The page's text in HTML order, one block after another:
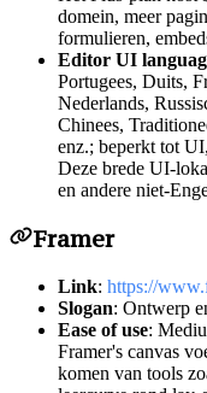
domein, meer
formulieren,
Editor UI
Portugees, Duits,
Nederlands,
Chinees,
enz.; beperkt tot
Deze brede UI-
en andere niet-
Framer
Link: https://
Slogan: Ontwerp
Ease of use:
Framer's canvas
komen van tools